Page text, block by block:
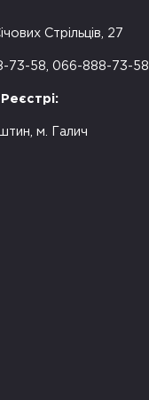
Стрільців, 27
73-58, 066-888-73-58
м. Галич